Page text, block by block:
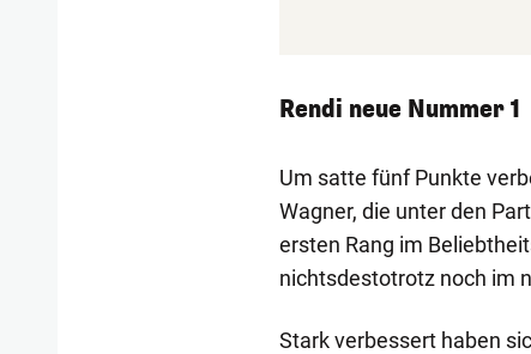
Rendi neue Nummer 1
Um satte fünf Punkte
Wagner, die unter den
ersten Rang im
nichtsdestotrotz noch im
Stark verbessert haben